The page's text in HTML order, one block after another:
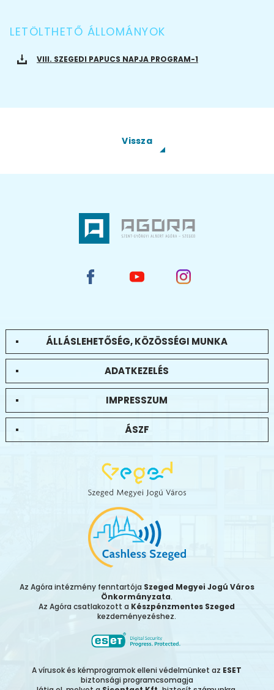
LETÖLTHETŐ ÁLLOMÁNYOK
VIII. SZEGEDI PAPUCS NAPJA PROGRAM-1
Vissza
ÁLLÁSLEHETŐSÉG, KÖZÖSSÉGI MUNKA
ADATKEZELÉS
IMPRESSZUM
ÁSZF
Az Agóra intézmény fenntartója Szeged Megyei Jogú Város
Önkormányzata.
Az Agóra csatlakozott a Készpénzmentes Szeged
kezdeményezéshez.
A vírusok és kémprogramok elleni védelmünket az ESET
biztonsági programcsomagja